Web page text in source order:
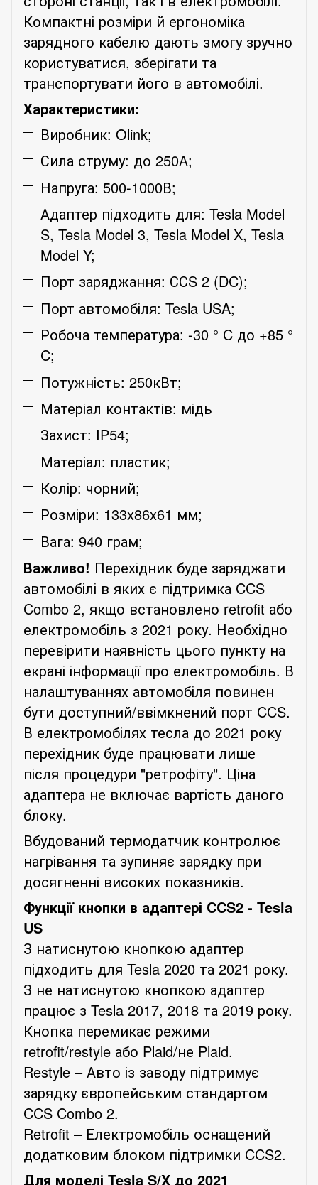
Компактні розміри й ергономіка
зарядного кабелю дають змогу зручно
користуватися, зберігати та
транспортувати його в автомобілі.
Характеристики:
Виробник: Olink;
Сила струму: до 250А;
Напруга: 500-1000В;
Адаптер підходить для: Tesla Model
S, Tesla Model 3, Tesla Model X, Tesla
Model Y;
Порт заряджання: ССS 2 (DC);
Порт автомобіля: Tesla USA;
Робоча температура: -30 ° C до +85 °
C;
Потужність: 250кВт;
Матеріал контактів: мідь
Захист: IP54;
Матеріал: пластик;
Колір: чорний;
Розміри: 133x86x61 мм;
Вага: 940 грам;
Важливо! Перехідник буде заряджати
автомобілі в яких є підтримка CCS
Combo 2, якщо встановлено retrofit або
електромобіль з 2021 року. Необхідно
перевірити наявність цього пункту на
екрані інформації про електромобіль. В
налаштуваннях автомобіля повинен
бути доступний/ввімкнений порт CCS.
В електромобілях тесла до 2021 року
перехідник буде працювати лише
після процедури "ретрофіту". Ціна
адаптера не включає вартість даного
блоку.
Вбудований термодатчик контролює
нагрівання та зупиняє зарядку при
досягненні високих показників.
Функції кнопки в адаптері CCS2 - Tesla
US
З натиснутою кнопкою адаптер
підходить для Tesla 2020 та 2021 року.
З не натиснутою кнопкою адаптер
працює з Tesla 2017, 2018 та 2019 року.
Кнопка перемикає режими
retrofit/restyle або Plaid/не Plaid.
Restyle – Авто із заводу підтримує
зарядку європейським стандартом
CCS Combo 2.
Retrofit – Електромобіль оснащений
додатковим блоком підтримки CCS2.
Для моделі Tesla S/X до 2021